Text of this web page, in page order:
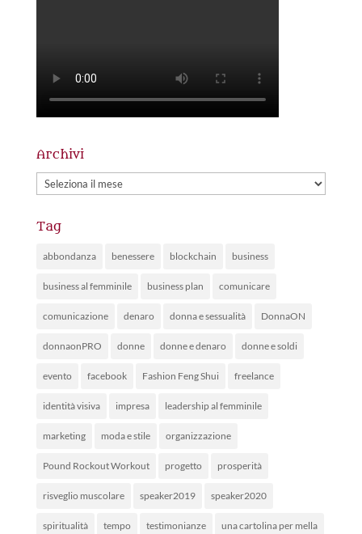
Archivi
Archivi
Tag
abbondanza benessere blockchain business
business al femminile business plan comunicare
comunicazione denaro donna e sessualità DonnaON
donnaonPRO donne donne e denaro donne e soldi
evento facebook Fashion Feng Shui freelance
identità visiva impresa leadership al femminile
marketing moda e stile organizzazione
Pound Rockout Workout progetto prosperità
risveglio muscolare speaker2019 speaker2020
spiritualità tempo testimonianze una cartolina per mella